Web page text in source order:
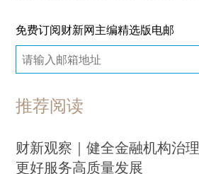
免费订阅财新网主编精选版电邮
推荐阅读
财新观察｜健全金融机构治理
更好服务高质量发展